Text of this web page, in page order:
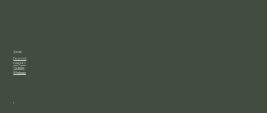
Social
Facebook
Instagram
Youtube
Whatsapp